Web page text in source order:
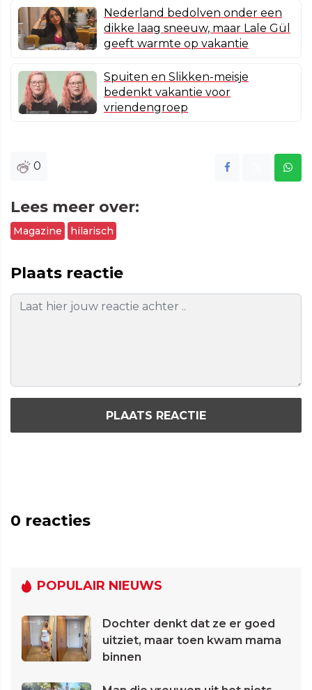
Nederland bedolven onder een
dikke laag sneeuw, maar Lale Gül
geeft warmte op vakantie
Spuiten en Slikken-meisje
bedenkt vakantie voor
vriendengroep
0
Lees meer over:
Magazine hilarisch
Plaats reactie
PLAATS REACTIE
0 reacties
POPULAIR NIEUWS
Dochter denkt dat ze er goed
uitziet, maar toen kwam mama
binnen